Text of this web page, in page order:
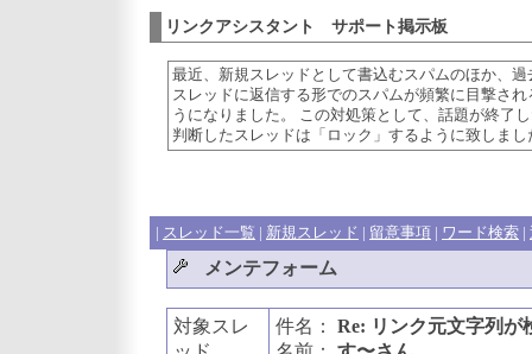
リンクアシスタント サポート掲示板
最近、新規スレッドとして書込むスパムのほか、過
スレッドに返信する形でのスパムが頻繁に目撃され
うになりました。 この対処策として、話題が終了
判断したスレッドは「ロック」するように致しまし
| スレッド一覧 | 新規スレッド | 留意事項 | ワード検索 |
メンテフォーム
対象スレ
件名： Re: リンク元文字列が